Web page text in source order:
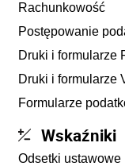
Rachunkowość
Postępowanie
Druki i formularze
Druki i formularze
Formularze
Wskaźniki
Odsetki